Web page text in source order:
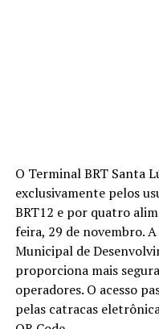
O Terminal BRT Santa
exclusivamente pelos
BRT12 e por quatro
feira, 29 de novembro.
Municipal de
proporciona mais
operadores. O acesso
pelas catracas